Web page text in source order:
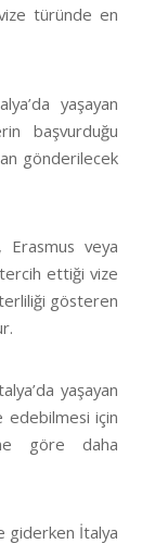
türünde en
yaşayan
başvurduğu
gönderilecek
Erasmus veya
ettiği vize
gösteren
yaşayan
edebilmesi için
göre daha
giderken İtalya